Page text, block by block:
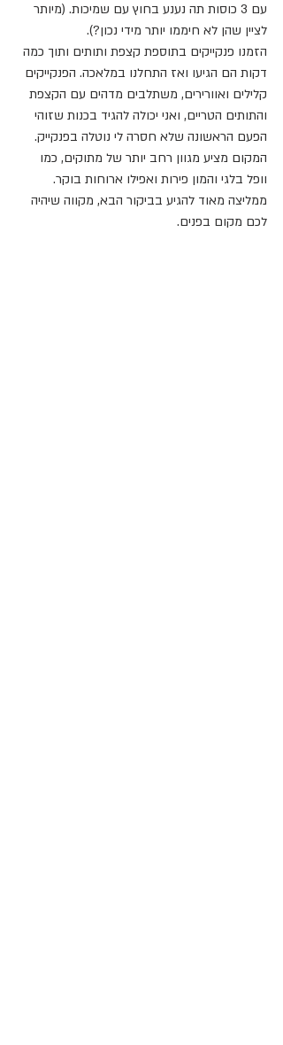
עם 3 כוסות תה נענע בחוץ עם שמיכות. (מיותר
לציין שהן לא חיממו יותר מידי נכון?).
הזמנו פנקייקים בתוספת קצפת ותותים ותוך כמה
דקות הם הגיעו ואז התחלנו במלאכה. הפנקייקים
קלילים ואוורירים, משתלבים מדהים עם הקצפת
והתותים הטריים, ואני יכולה להגיד בכנות שזוהי
הפעם הראשונה שלא חסרה לי נוטלה בפנקייק.
המקום מציע מגוון רחב יותר של מתוקים, כמו
וופל בלגי והמון פירות ואפילו ארוחות בוקר.
ממליצה מאוד להגיע בביקור הבא, מקווה שיהיה
לכם מקום בפנים.